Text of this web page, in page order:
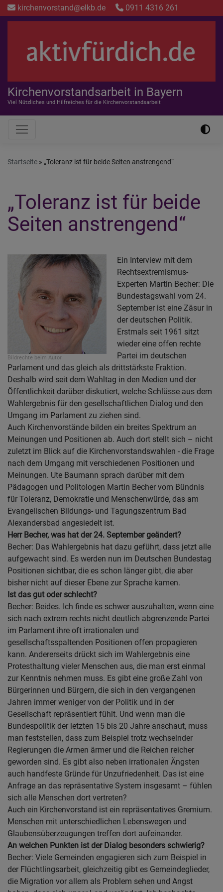
Direkt
zum
kirchenvorstand@elkb.de 0911 4316 261
Kirchenvorstandsarbeit in Bayern
Viel Nützliches und Hilfreiches für die Kirchenvorstandsarbeit
Hauptnavigation
Startseite „Toleranz ist für beide Seiten anstrengend“
„Toleranz ist für beide
Seiten anstrengend“
Bildrechte beim Autor
Ein Interview mit dem
Rechtsextremismus-
Experten Martin Becher: Die
Bundestagswahl vom 24.
September ist eine Zäsur in
der deutschen Politik.
Erstmals seit 1961 sitzt
wieder eine offen rechte
Partei im deutschen
Parlament und das gleich als drittstärkste Fraktion.
Deshalb wird seit dem Wahltag in den Medien und der
Öffentlichkeit darüber diskutiert, welche Schlüsse aus dem
Wahlergebnis für den gesellschaftlichen Dialog und den
Umgang im Parlament zu ziehen sind.
Auch Kirchenvorstände bilden ein breites Spektrum an
Meinungen und Positionen ab. Auch dort stellt sich – nicht
zuletzt im Blick auf die Kirchenvorstandswahlen - die Frage
nach dem Umgang mit verschiedenen Positionen und
Meinungen. Ute Baumann sprach darüber mit dem
Pädagogen und Politologen Martin Becher vom Bündnis
für Toleranz, Demokratie und Menschenwürde, das am
Evangelischen Bildungs- und Tagungszentrum Bad
Alexandersbad angesiedelt ist.
Herr Becher, was hat der 24. September geändert?
Becher: Das Wahlergebnis hat dazu geführt, dass jetzt alle
aufgewacht sind. Es werden nun im Deutschen Bundestag
Positionen sichtbar, die es schon länger gibt, die aber
bisher nicht auf dieser Ebene zur Sprache kamen.
Ist das gut oder schlecht?
Becher: Beides. Ich finde es schwer auszuhalten, wenn eine
sich nach extrem rechts nicht deutlich abgrenzende Partei
im Parlament ihre oft irrationalen und
gesellschaftsspaltenden Positionen offen propagieren
kann. Andererseits drückt sich im Wahlergebnis eine
Protesthaltung vieler Menschen aus, die man erst einmal
zur Kenntnis nehmen muss. Es gibt eine große Zahl von
Bürgerinnen und Bürgern, die sich in den vergangenen
Jahren immer weniger von der Politik und in der
Gesellschaft repräsentiert fühlt. Und wenn man die
Bundespolitik der letzten 15 bis 20 Jahre anschaut, muss
man feststellen, dass zum Beispiel trotz wechselnder
Regierungen die Armen ärmer und die Reichen reicher
geworden sind. Es gibt also neben irrationalen Ängsten
auch handfeste Gründe für Unzufriedenheit. Das ist eine
Anfrage an das repräsentative System insgesamt – fühlen
sich alle Menschen dort vertreten?
Auch ein Kirchenvorstand ist ein repräsentatives Gremium.
Menschen mit unterschiedlichen Lebenswegen und
Glaubensüberzeugungen treffen dort aufeinander.
An welchen Punkten ist der Dialog besonders schwierig?
Becher: Viele Gemeinden engagieren sich zum Beispiel in
der Flüchtlingsarbeit, gleichzeitig gibt es Gemeindeglieder,
die Migration vor allem als Problem sehen und Angst